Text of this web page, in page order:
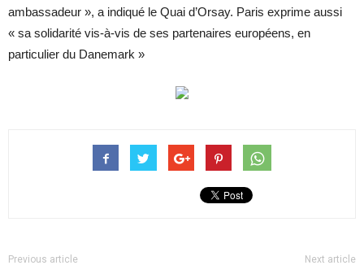
ambassadeur », a indiqué le Quai d’Orsay. Paris exprime aussi
« sa solidarité vis-à-vis de ses partenaires européens, en
particulier du Danemark »
Previous article Next article